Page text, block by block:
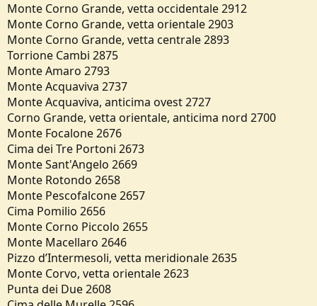
e
Monte Corno Grande, vetta occidentale 2912
Monte Corno Grande, vetta orientale 2903
Monte Corno Grande, vetta centrale 2893
Torrione Cambi 2875
Monte Amaro 2793
Monte Acquaviva 2737
Monte Acquaviva, anticima ovest 2727
Corno Grande, vetta orientale, anticima nord 2700
Monte Focalone 2676
Cima dei Tre Portoni 2673
Monte Sant'Angelo 2669
Monte Rotondo 2658
Monte Pescofalcone 2657
Cima Pomilio 2656
Monte Corno Piccolo 2655
Monte Macellaro 2646
Pizzo d’Intermesoli, vetta meridionale 2635
Monte Corvo, vetta orientale 2623
Punta dei Due 2608